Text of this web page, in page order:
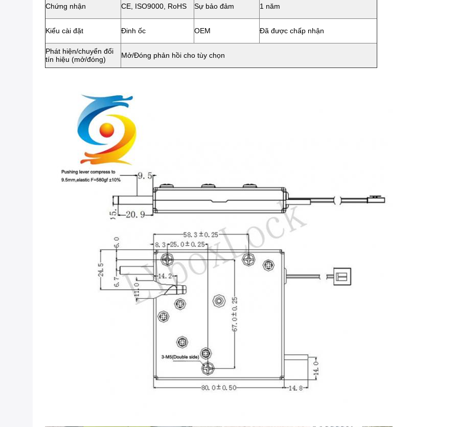
Chứng nhận CE, ISO9000, RoHS Sự bảo đảm 1 năm
Kiểu cài đặt Đinh ốc OEM Đã được chấp nhận
Phát hiện/chuyển đổi
tín hiệu (mở/đóng)
Mở/Đóng phản hồi cho tùy chọn